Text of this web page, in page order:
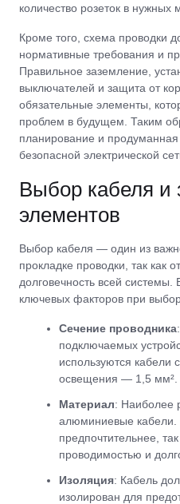
количество розеток в нужных
Кроме того, схема проводки
нормативные требования и
Правильное заземление,
выключателей и защита от
обязательные элементы,
проблем в будущем. Таким
планирование и
безопасной электрической
Выбор кабеля и
элементов
Выбор кабеля — один из
прокладке проводки, так как
долговечность всей системы.
ключевых факторов при
Сечение проводника
подключаемых
используются кабели
освещения — 1,5 мм².
Материал: Наиболее
алюминиевые
предпочтительнее,
проводимостью и
Изоляция: Кабель
изолирован для